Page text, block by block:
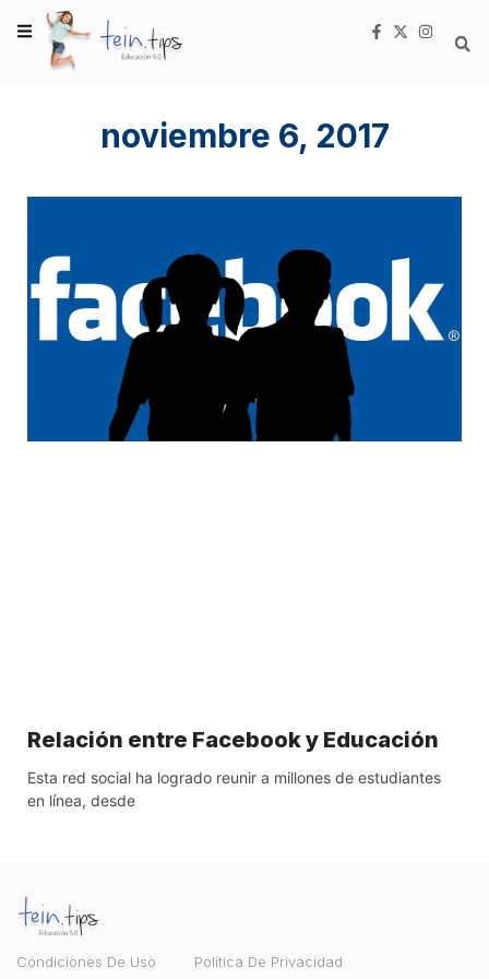
noviembre 6, 2017
Relación entre Facebook y Educación
Esta red social ha logrado reunir a millones de estudiantes
en línea, desde
Condiciones De Uso Política De Privacidad